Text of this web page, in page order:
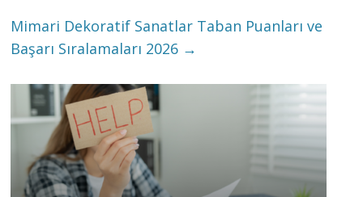
Mimari Dekoratif Sanatlar Taban Puanları ve
Başarı Sıralamaları 2026 →